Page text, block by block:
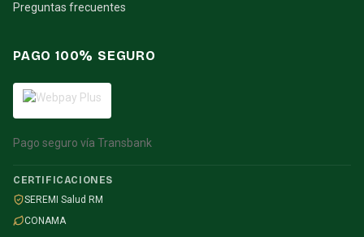
Preguntas frecuentes
PAGO 100% SEGURO
Pago seguro vía Transbank
CERTIFICACIONES
SEREMI Salud RM
CONAMA